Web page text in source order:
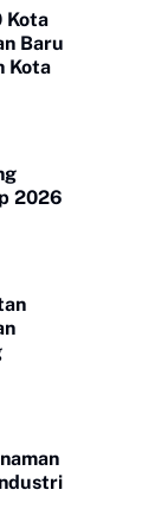
Kota
Baru
Kota
2026